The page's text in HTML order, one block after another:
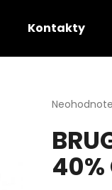
Kontakty
Priemerné
produktu
je
0,0
z40%